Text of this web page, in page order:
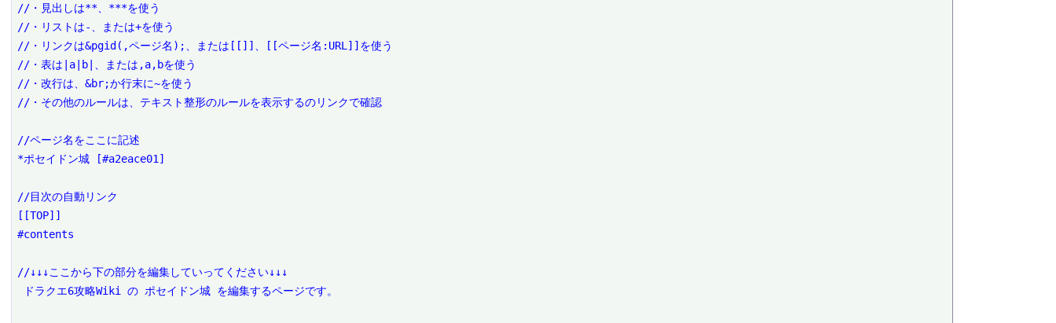
//・見出しは**、***を使う
//・リストは-、または+を使う
//・リンクは&pgid(,ページ名);、または[[]]、[[ページ名:URL]]を使う
//・表は|a|b|、または,a,bを使う
//・改行は、&br;か行末に~を使う
//・その他のルールは、テキスト整形のルールを表示するのリンクで確認
//ページ名をここに記述
*ポセイドン城 [#a2eace01]
//目次の自動リンク
[[TOP]]
#contents
//↓↓↓ここから下の部分を編集していってください↓↓↓